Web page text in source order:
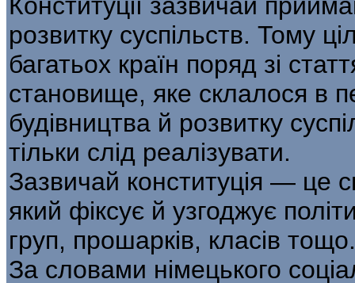
розвитку суспільств. Тому
багатьох країн поряд зі
становище, яке склалося в
будівництва й розвитку
тільки слід реалізувати.
Зазвичай конституція — це
який фіксує й узгоджує
груп, прошарків, класів тощо.
За словами німецького